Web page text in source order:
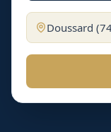
Doussard (